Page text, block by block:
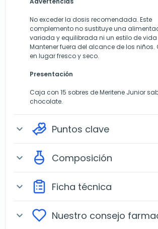
No exceder la dosis recomendada. Este
complemento no sustituye una
variada y equilibrada ni un estilo de
Mantener fuera del alcance de los niños.
en lugar fresco y seco.
Presentación
Caja con 15 sobres de Meritene Junior
chocolate.
expand_more Puntos clave
expand_more Composición
expand_more Ficha técnica
expand_more Nuestro consejo